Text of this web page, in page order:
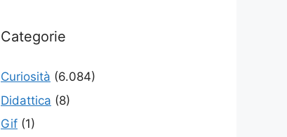
Categorie
Curiosità (6.084)
Didattica (8)
Gif (1)